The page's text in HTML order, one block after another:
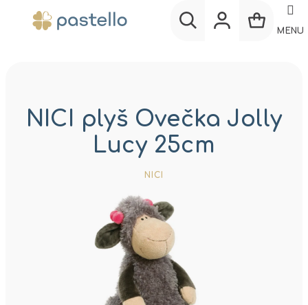
MENU
NICI plyš Ovečka Jolly
Lucy 25cm
NICI